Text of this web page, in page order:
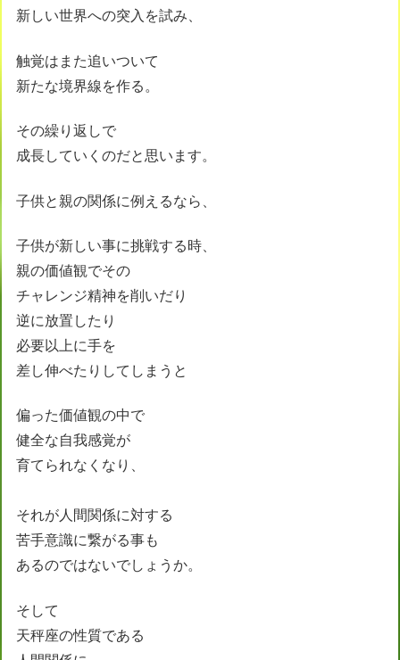
新しい世界への突入を試み、
触覚はまた追いついて
新たな境界線を作る。
その繰り返しで
成長していくのだと思います。
子供と親の関係に例えるなら、
子供が新しい事に挑戦する時、
親の価値観でその
チャレンジ精神を削いだり
逆に放置したり
必要以上に手を
差し伸べたりしてしまうと
偏った価値観の中で
健全な自我感覚が
育てられなくなり、
それが人間関係に対する
苦手意識に繋がる事も
あるのではないでしょうか。
そして
天秤座の性質である